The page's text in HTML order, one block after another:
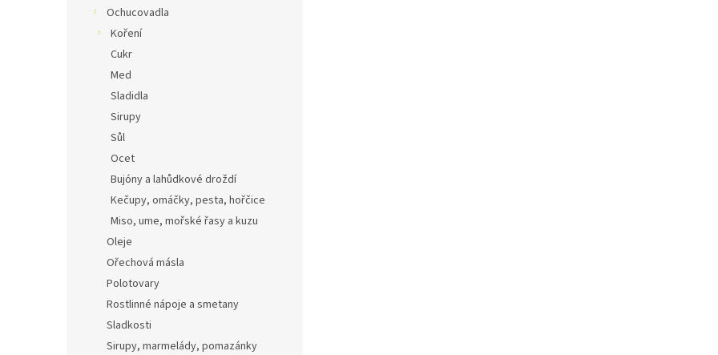
Ochucovadla
Koření
Cukr
Med
Sladidla
Sirupy
Sůl
Ocet
Bujóny a lahůdkové droždí
Kečupy, omáčky, pesta, hořčice
Miso, ume, mořské řasy a kuzu
Oleje
Ořechová másla
Polotovary
Rostlinné nápoje a smetany
Sladkosti
Sirupy, marmelády, pomazánky